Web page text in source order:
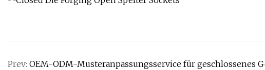
Prev: OEM-ODM-Musteranpassungsservice für geschlossenes